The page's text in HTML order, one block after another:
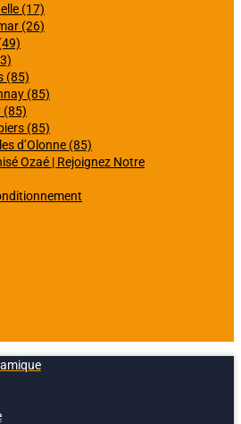
(17)
(26)
(85)
(85)
(85)
(85)
d’Olonne (85)
Ozaé | Rejoignez Notre